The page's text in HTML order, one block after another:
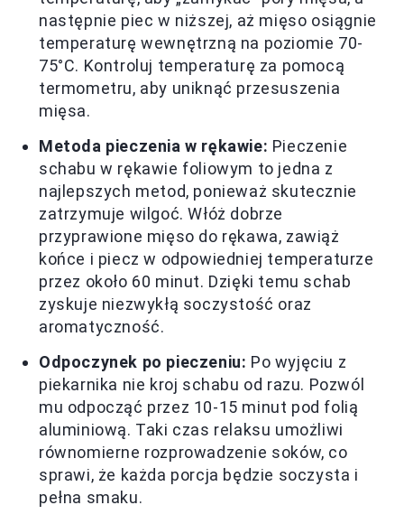
następnie piec w niższej, aż mięso osiągnie
temperaturę wewnętrzną na poziomie 70-
75°C. Kontroluj temperaturę za pomocą
termometru, aby uniknąć przesuszenia
mięsa.
Metoda pieczenia w rękawie: Pieczenie
schabu w rękawie foliowym to jedna z
najlepszych metod, ponieważ skutecznie
zatrzymuje wilgoć. Włóż dobrze
przyprawione mięso do rękawa, zawiąż
końce i piecz w odpowiedniej temperaturze
przez około 60 minut. Dzięki temu schab
zyskuje niezwykłą soczystość oraz
aromatyczność.
Odpoczynek po pieczeniu: Po wyjęciu z
piekarnika nie kroj schabu od razu. Pozwól
mu odpocząć przez 10-15 minut pod folią
aluminiową. Taki czas relaksu umożliwi
równomierne rozprowadzenie soków, co
sprawi, że każda porcja będzie soczysta i
pełna smaku.